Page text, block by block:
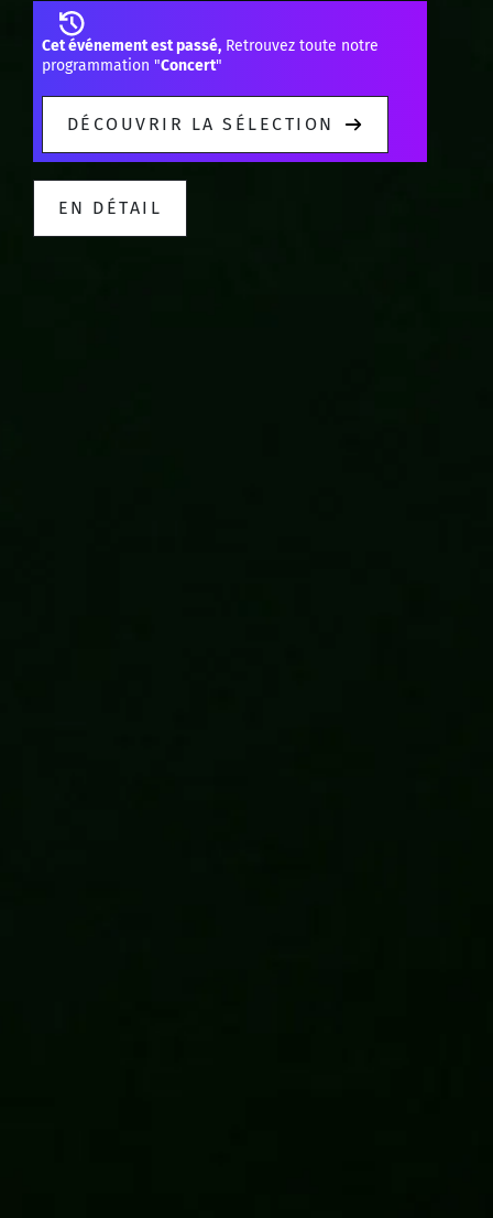
Cet événement est passé, Retrouvez toute notre
programmation "Concert"
DÉCOUVRIR LA SÉLECTION
EN DÉTAIL